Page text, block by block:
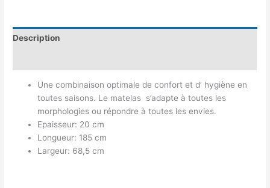
Description
Une combinaison optimale de confort et d’ hygiène en
toutes saisons. Le matelas s’adapte à toutes les
morphologies ou répondre à toutes les envies.
Epaisseur: 20 cm
Longueur: 185 cm
Largeur: 68,5 cm